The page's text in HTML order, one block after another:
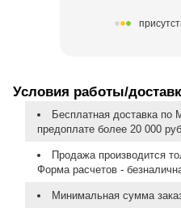
Условия работы/
Бесплатная доставка по
предоплате более 20 000 руб.
Продажа производится
Форма расчетов -
Минимальная сумма